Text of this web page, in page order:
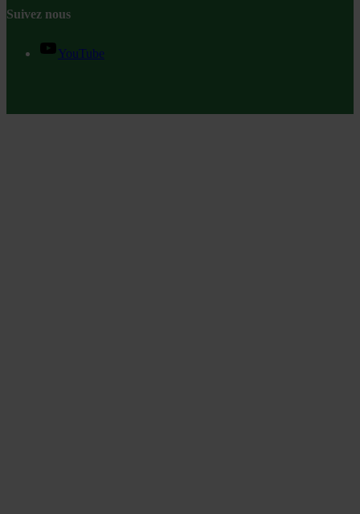
Suivez nous
YouTube